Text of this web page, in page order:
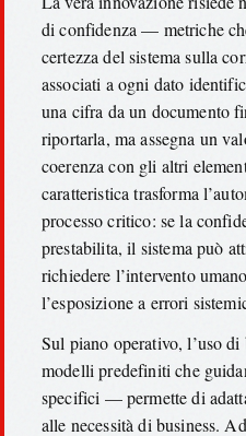
di confidenza — metriche
certezza del sistema sulla
associati a ogni dato
una cifra da un documento
riportarla, ma assegna un
coerenza con gli altri
caratteristica trasforma
processo critico: se la
prestabilita, il sistema può
richiedere l’intervento
l’esposizione a errori
Sul piano operativo, l’uso
modelli predefiniti che
specifici — permette di
alle necessità di business.